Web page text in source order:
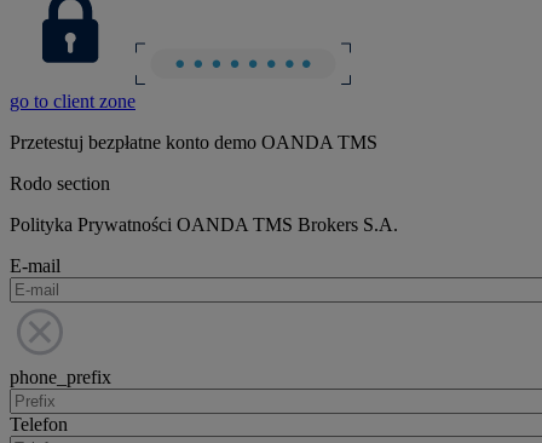
go to client zone
Przetestuj bezpłatne konto demo OANDA TMS
Rodo section
Polityka Prywatności OANDA TMS Brokers S.A.
E-mail
phone_prefix
Telefon